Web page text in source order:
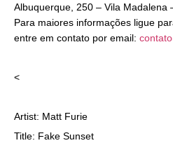
Albuquerque, 250 – Vila Madalena
Para maiores informações ligue
entre em contato por email:
<
Artist: Matt Furie
Title: Fake Sunset